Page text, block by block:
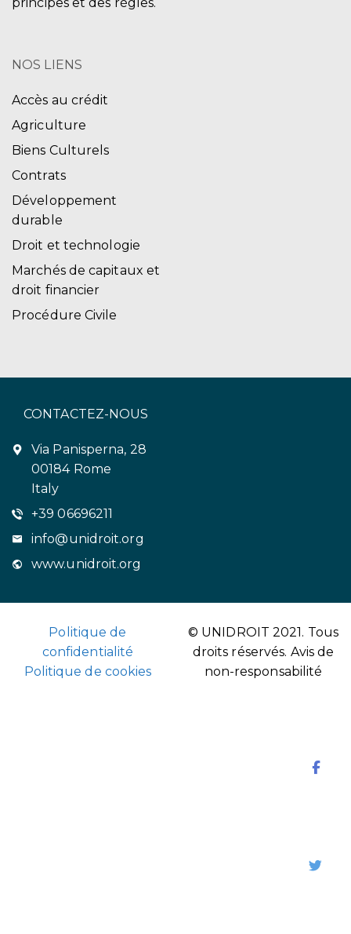
NOS LIENS
Accès au crédit
Agriculture
Biens Culturels
Contrats
Développement
durable
Droit et technologie
Marchés de capitaux et
droit financier
Procédure Civile
CONTACTEZ-NOUS
Via Panisperna, 28
00184 Rome
Italy
+39 06696211
info@unidroit.org
www.unidroit.org
Politique de
confidentialité
Politique de cookies
© UNIDROIT 2021. Tous
droits réservés. Avis de
non-responsabilité